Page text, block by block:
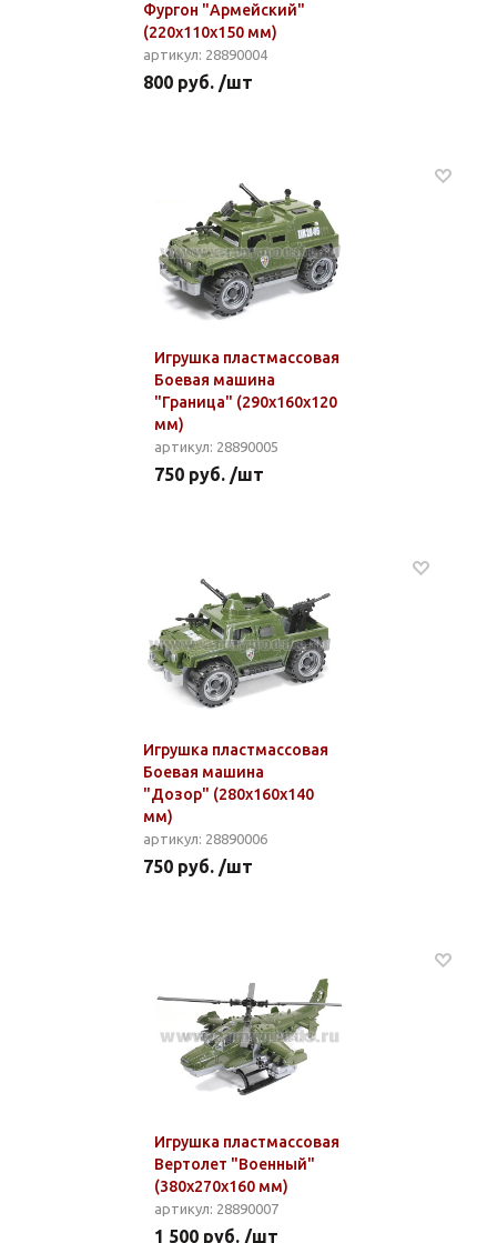
Фургон "Армейский"
(220x110x150 мм)
артикул: 28890004
800 руб. /шт
Игрушка пластмассовая
Боевая машина
"Граница" (290x160x120
мм)
артикул: 28890005
750 руб. /шт
Игрушка пластмассовая
Боевая машина
"Дозор" (280x160x140
мм)
артикул: 28890006
750 руб. /шт
Игрушка пластмассовая
Вертолет "Военный"
(380x270x160 мм)
артикул: 28890007
1 500 руб. /шт